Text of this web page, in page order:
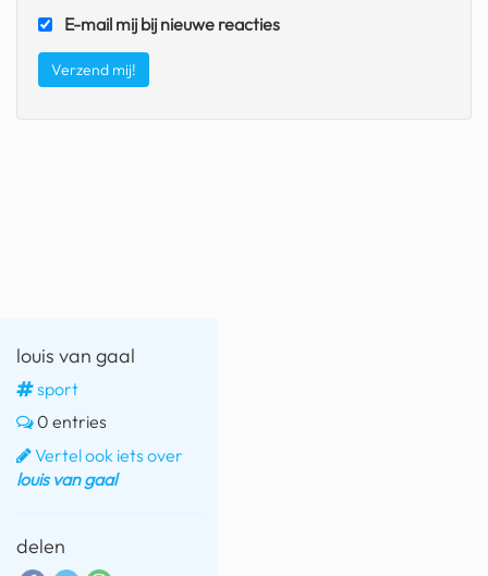
ryanair
fatbike
chevrolet mohawk
E-mail mij bij nieuwe reacties
louis van gaal
sport
0 entries
Vertel ook iets over
louis van gaal
delen